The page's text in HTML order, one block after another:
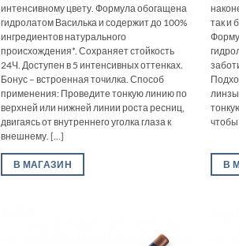
интенсивному цвету. Формула обогащена
гидролатом Василька и содержит до 100%
ингредиентов натурального
происхождения*. Сохраняет стойкость
24Ч. Доступен в 5 интенсивных оттенках.
Бонус – встроенная точилка. Способ
применения: Проведите тонкую линию по
верхней или нижней линии роста ресниц,
двигаясь от внутреннего уголка глаза к
внешнему. [...]
В МАГАЗИН
так и
чтобы
В